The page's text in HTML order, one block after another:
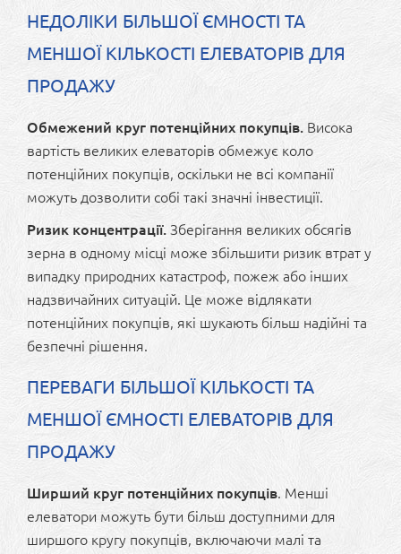
НЕДОЛІКИ БІЛЬШОЇ ЄМНОСТІ ТА
МЕНШОЇ КІЛЬКОСТІ ЕЛЕВАТОРІВ ДЛЯ
ПРОДАЖУ
Обмежений круг потенційних покупців. Висока
вартість великих елеваторів обмежує коло
потенційних покупців, оскільки не всі компанії
можуть дозволити собі такі значні інвестиції.
Ризик концентрації. Зберігання великих обсягів
зерна в одному місці може збільшити ризик втрат у
випадку природних катастроф, пожеж або інших
надзвичайних ситуацій. Це може відлякати
потенційних покупців, які шукають більш надійні та
безпечні рішення.
ПЕРЕВАГИ БІЛЬШОЇ КІЛЬКОСТІ ТА
МЕНШОЇ ЄМНОСТІ ЕЛЕВАТОРІВ ДЛЯ
ПРОДАЖУ
Ширший круг потенційних покупців. Менші
елеватори можуть бути більш доступними для
ширшого кругу покупців, включаючи малі та